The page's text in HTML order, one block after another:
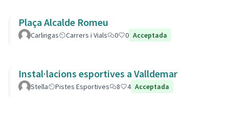
Plaça Alcalde Romeu
Carlingas Carrers i Vials 0 0 Acceptada
Instal·lacions esportives a Valldemar
Stella Pistes Esportives 8 4 Acceptada